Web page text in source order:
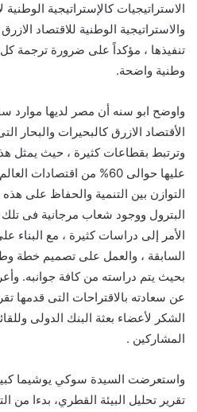
الاستراتيجيات كالإستراتيجية الوطنية
والاستراتيجية الوطنية للاقتصاد
تنفيذها ، مؤكداً على ضرورة ترجمة
وطنية واضحة.
واوضح ابو سنه أن مصر لديها موارد
الأقتصاد الازرق كالبحيرات والبحار
وترتبط بقطاعات كثيرة ، حيث يمثل
عليها حوالى 60% من
التوازن بين التنمية والحفاظ على
البترول ووجود شعاب مرجانية فى تلك
الأمر إلى دراسات كثيرة ، مع البناء
السابقة ، والعمل على تصميم خطة
بحيث يتم دراسته من كافة جوانبه.
عن سعادته بالاقتراحات التى قدمها
الشكر لأعضاء بعثة البنك الدولى
المشاركين .
واستعرضت السيدة سوكي يوشيما كبير